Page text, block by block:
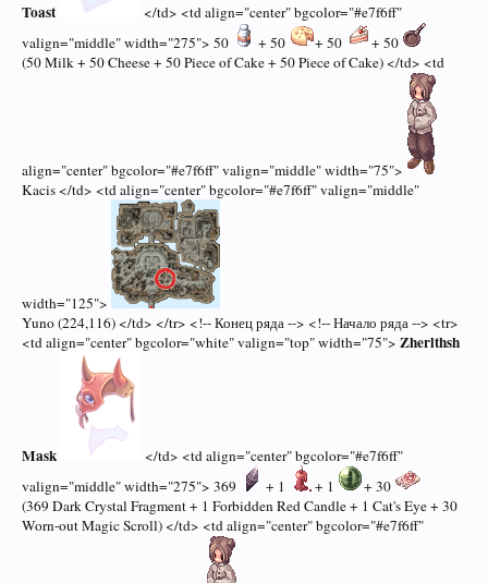
Toast
</td> <td align="center" bgcolor="#e7f6ff"
valign="middle" width="275"> 50
+ 50 + 50
+ 50
(50 Milk + 50 Cheese + 50 Piece of Cake + 50 Piece of Cake) </td> <td
align="center" bgcolor="#e7f6ff" valign="middle" width="75">
Kacis </td> <td align="center" bgcolor="#e7f6ff" valign="middle"
width="125">
Yuno (224,116) </td> </tr> <!-- Конец ряда --> <!-- Начало ряда --> <tr>
<td align="center" bgcolor="white" valign="top" width="75"> Zherlthsh
Mask
</td> <td align="center" bgcolor="#e7f6ff"
valign="middle" width="275"> 369
+ 1 + 1
+ 30
(369 Dark Crystal Fragment + 1 Forbidden Red Candle + 1 Cat's Eye + 30
Worn-out Magic Scroll) </td> <td align="center" bgcolor="#e7f6ff"